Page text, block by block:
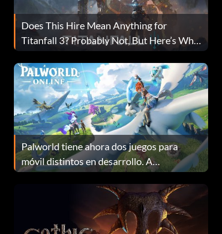
Does This Hire Mean Anything for
Titanfall 3? Probably Not, But Here’s Why
Fans Are Hopeful
Palworld tiene ahora dos juegos para
móvil distintos en desarrollo. A
continuación te explicamos por qué.